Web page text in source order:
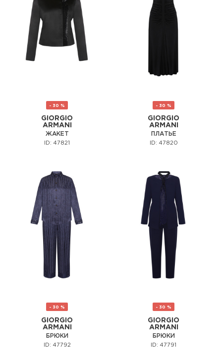
- 30 %
GIORGIO
ARMANI
ЖАКЕТ
ID: 47821
- 30 %
GIORGIO
ARMANI
ПЛАТЬЕ
ID: 47820
- 30 %
GIORGIO
ARMANI
БРЮКИ
ID: 47792
- 30 %
GIORGIO
ARMANI
БРЮКИ
ID: 47791